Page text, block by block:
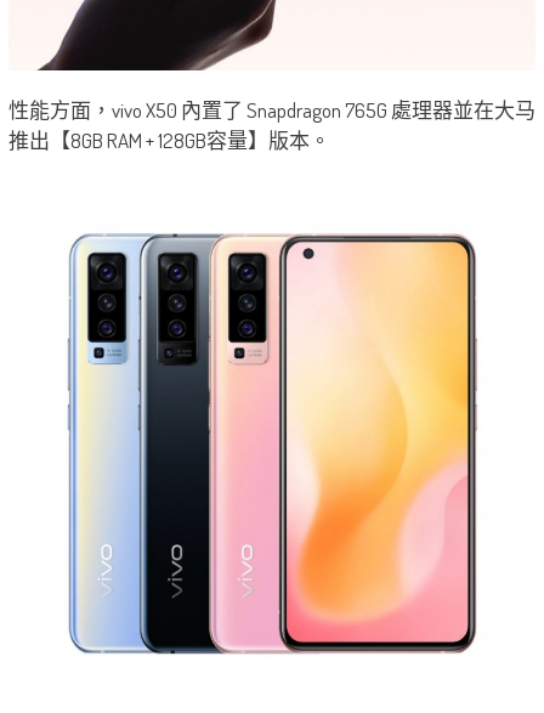
性能方面，vivo X50 內置了 Snapdragon 765G 處理器並在大马
推出【8GB RAM + 128GB容量】版本。